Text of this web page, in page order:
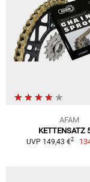
AFAM
KETTENSATZ
UVP 149,43 €2